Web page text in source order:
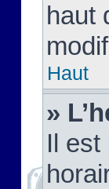
haut
Haut
»
Il est